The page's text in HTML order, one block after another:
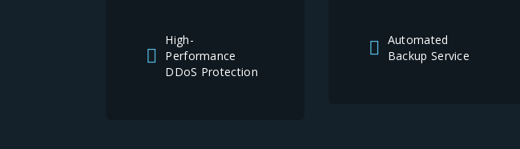
High-
Performance
DDoS Protection
Automated
Backup Service